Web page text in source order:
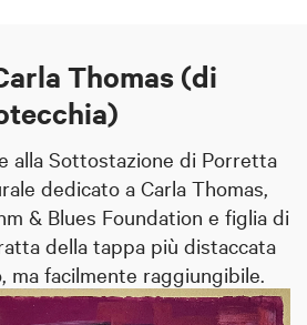
Thomas (di
alla Sottostazione di Porretta
dedicato a Carla Thomas,
& Blues Foundation e figlia di
della tappa più distaccata
facilmente raggiungibile.